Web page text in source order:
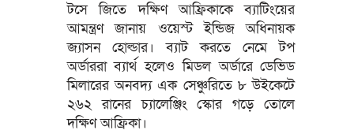
টসে জিতে দক্ষিণ আফ্রিকাকে ব্যাটিংয়ের
আমন্ত্রণ জানায় ওয়েস্ট ইন্ডিজ অধিনায়ক
জ্যাসন হোল্ডার। ব্যাট করতে নেমে টপ
অর্ডাররা ব্যার্থ হলেও মিডল অর্ডারে ডেভিড
মিলারের অনবদ্য এক সেঞ্চুরিতে ৮ উইকেটে
২৬২ রানের চ্যালেঞ্জিং স্কোর গড়ে তোলে
দক্ষিণ আফ্রিকা।